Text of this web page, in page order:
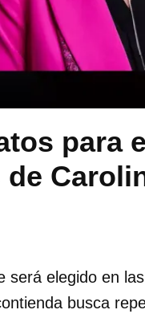
para
será elegido en
busca